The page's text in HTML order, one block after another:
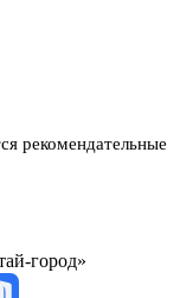
рекомендательные
город»